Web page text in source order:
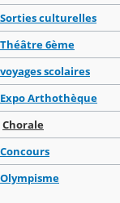
Sorties culturelles
Théâtre 6ème
voyages scolaires
Expo Arthothèque
Chorale
Concours
Olympisme